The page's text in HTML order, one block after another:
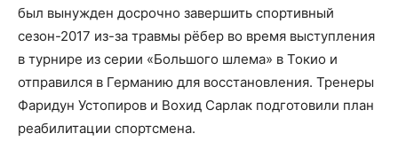
был вынужден досрочно завершить спортивный
сезон-2017 из-за травмы рёбер во время выступления
в турнире из серии «Большого шлема» в Токио и
отправился в Германию для восстановления. Тренеры
Фаридун Устопиров и Вохид Сарлак подготовили план
реабилитации спортсмена.